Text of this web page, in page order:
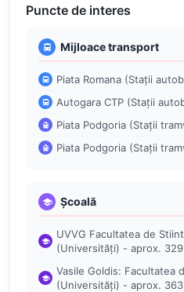
Puncte de interes
Mijloace transport
Piata Romana (Stații
Autogara CTP (Stații
Piata Podgoria (Stații
Piata Podgoria (Stații
Școală
UVVG Facultatea de
(Universități) - aprox.
Vasile Goldis: Facultatea
(Universități) - aprox.